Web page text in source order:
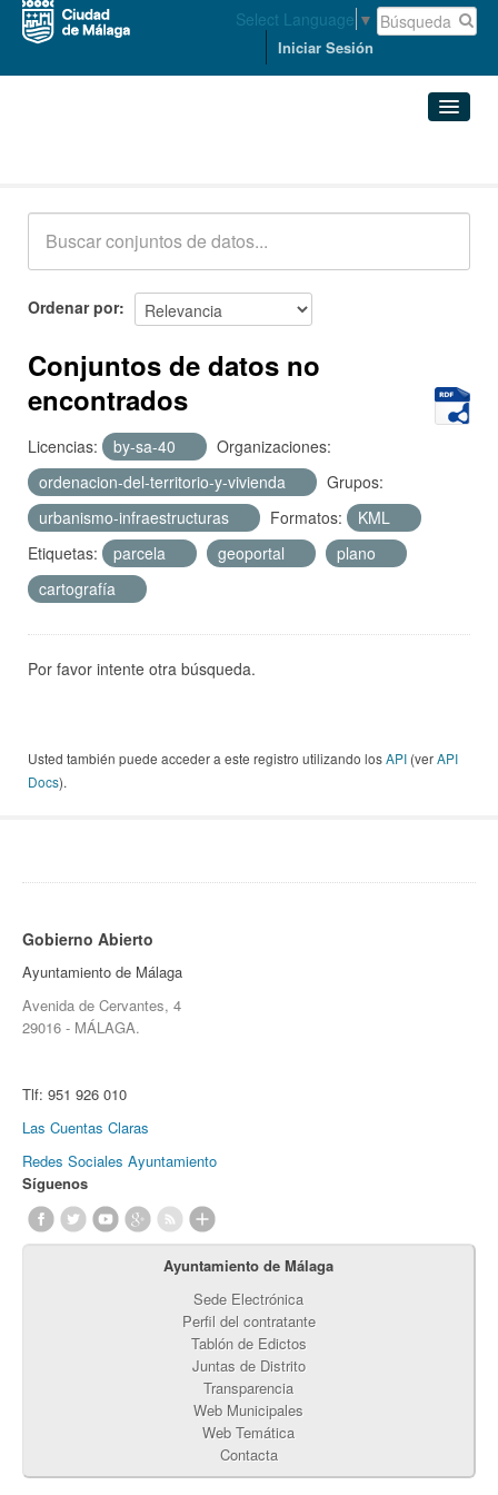
Select Language ▼
Iniciar Sesión
Acerca de
Ordenar por
Conjuntos de datos no
encontrados
Licencias: by-sa-40
Organizaciones:
ordenacion-del-territorio-y-vivienda
Grupos:
urbanismo-infraestructuras
Formatos:
KML
Etiquetas:
parcela geoportal
plano
cartografía
Por favor intente otra búsqueda.
Usted también puede acceder a este registro utilizando losAPI (verAPI
Docs).
Gobierno Abierto
Ayuntamiento de Málaga
Avenida de Cervantes, 4
29016 - MÁLAGA.
Tlf: 951 926 010
Las Cuentas Claras
Redes Sociales Ayuntamiento
Síguenos
Ayuntamiento de Málaga
Sede Electrónica
Perfil del contratante
Tablón de Edictos
Juntas de Distrito
Transparencia
Web Municipales
Web Temática
Contacta